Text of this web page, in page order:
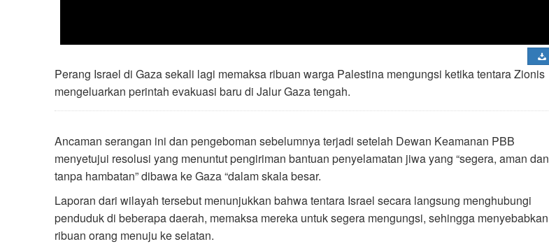
Perang Israel di Gaza sekali lagi memaksa ribuan warga Palestina mengungsi ketika tentara Zionis
mengeluarkan perintah evakuasi baru di Jalur Gaza tengah.
Ancaman serangan ini dan pengeboman sebelumnya terjadi setelah Dewan Keamanan PBB
menyetujui resolusi yang menuntut pengiriman bantuan penyelamatan jiwa yang “segera, aman dan
tanpa hambatan” dibawa ke Gaza “dalam skala besar.
Laporan dari wilayah tersebut menunjukkan bahwa tentara Israel secara langsung menghubungi
penduduk di beberapa daerah, memaksa mereka untuk segera mengungsi, sehingga menyebabkan
ribuan orang menuju ke selatan.